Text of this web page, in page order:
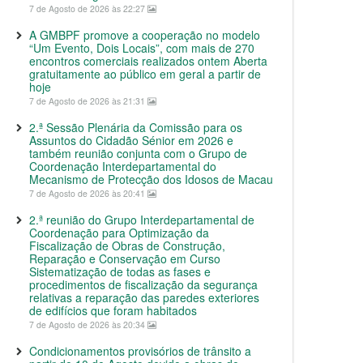
7 de Agosto de 2026 às 22:27
A GMBPF promove a cooperação no modelo
“Um Evento, Dois Locais”, com mais de 270
encontros comerciais realizados ontem Aberta
gratuitamente ao público em geral a partir de
hoje
7 de Agosto de 2026 às 21:31
2.ª Sessão Plenária da Comissão para os
Assuntos do Cidadão Sénior em 2026 e
também reunião conjunta com o Grupo de
Coordenação Interdepartamental do
Mecanismo de Protecção dos Idosos de Macau
7 de Agosto de 2026 às 20:41
2.ª reunião do Grupo Interdepartamental de
Coordenação para Optimização da
Fiscalização de Obras de Construção,
Reparação e Conservação em Curso
Sistematização de todas as fases e
procedimentos de fiscalização da segurança
relativas a reparação das paredes exteriores
de edifícios que foram habitados
7 de Agosto de 2026 às 20:34
Condicionamentos provisórios de trânsito a